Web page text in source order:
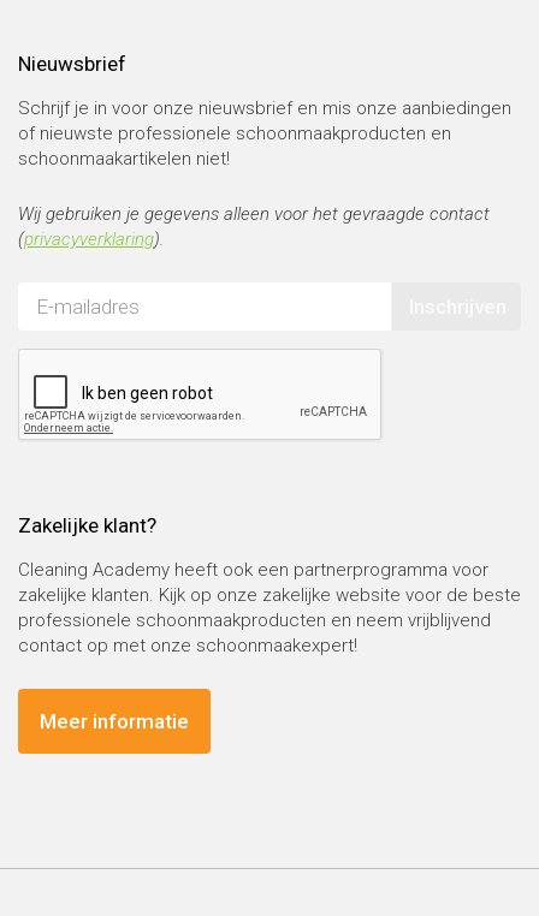
Nieuwsbrief
Schrijf je in voor onze nieuwsbrief en mis onze aanbiedingen
of nieuwste professionele schoonmaakproducten en
schoonmaakartikelen niet!
Wij gebruiken je gegevens alleen voor het gevraagde contact
(privacyverklaring).
Zakelijke klant?
Cleaning Academy heeft ook een partnerprogramma voor
zakelijke klanten. Kijk op onze zakelijke website voor de beste
professionele schoonmaakproducten en neem vrijblijvend
contact op met onze schoonmaakexpert!
Meer informatie